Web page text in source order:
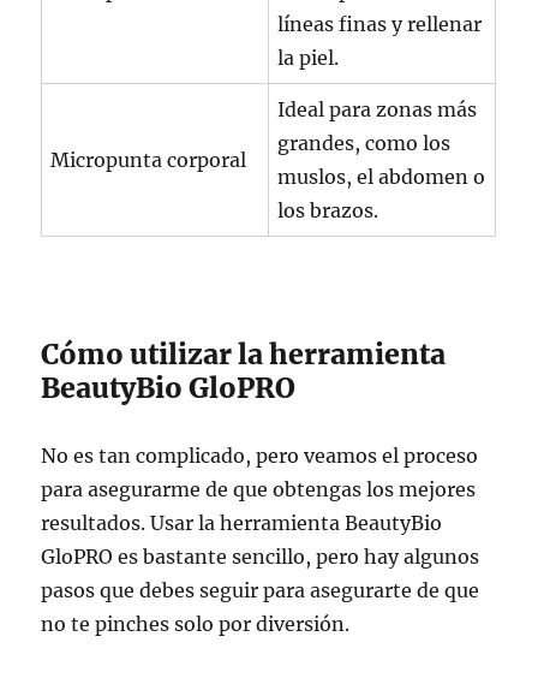
líneas finas y rellenar
la piel.
Micropunta corporal
Ideal para zonas más
grandes, como los
muslos, el abdomen o
los brazos.
Cómo utilizar la herramienta
BeautyBio GloPRO
No es tan complicado, pero veamos el proceso
para asegurarme de que obtengas los mejores
resultados. Usar la herramienta BeautyBio
GloPRO es bastante sencillo, pero hay algunos
pasos que debes seguir para asegurarte de que
no te pinches solo por diversión.